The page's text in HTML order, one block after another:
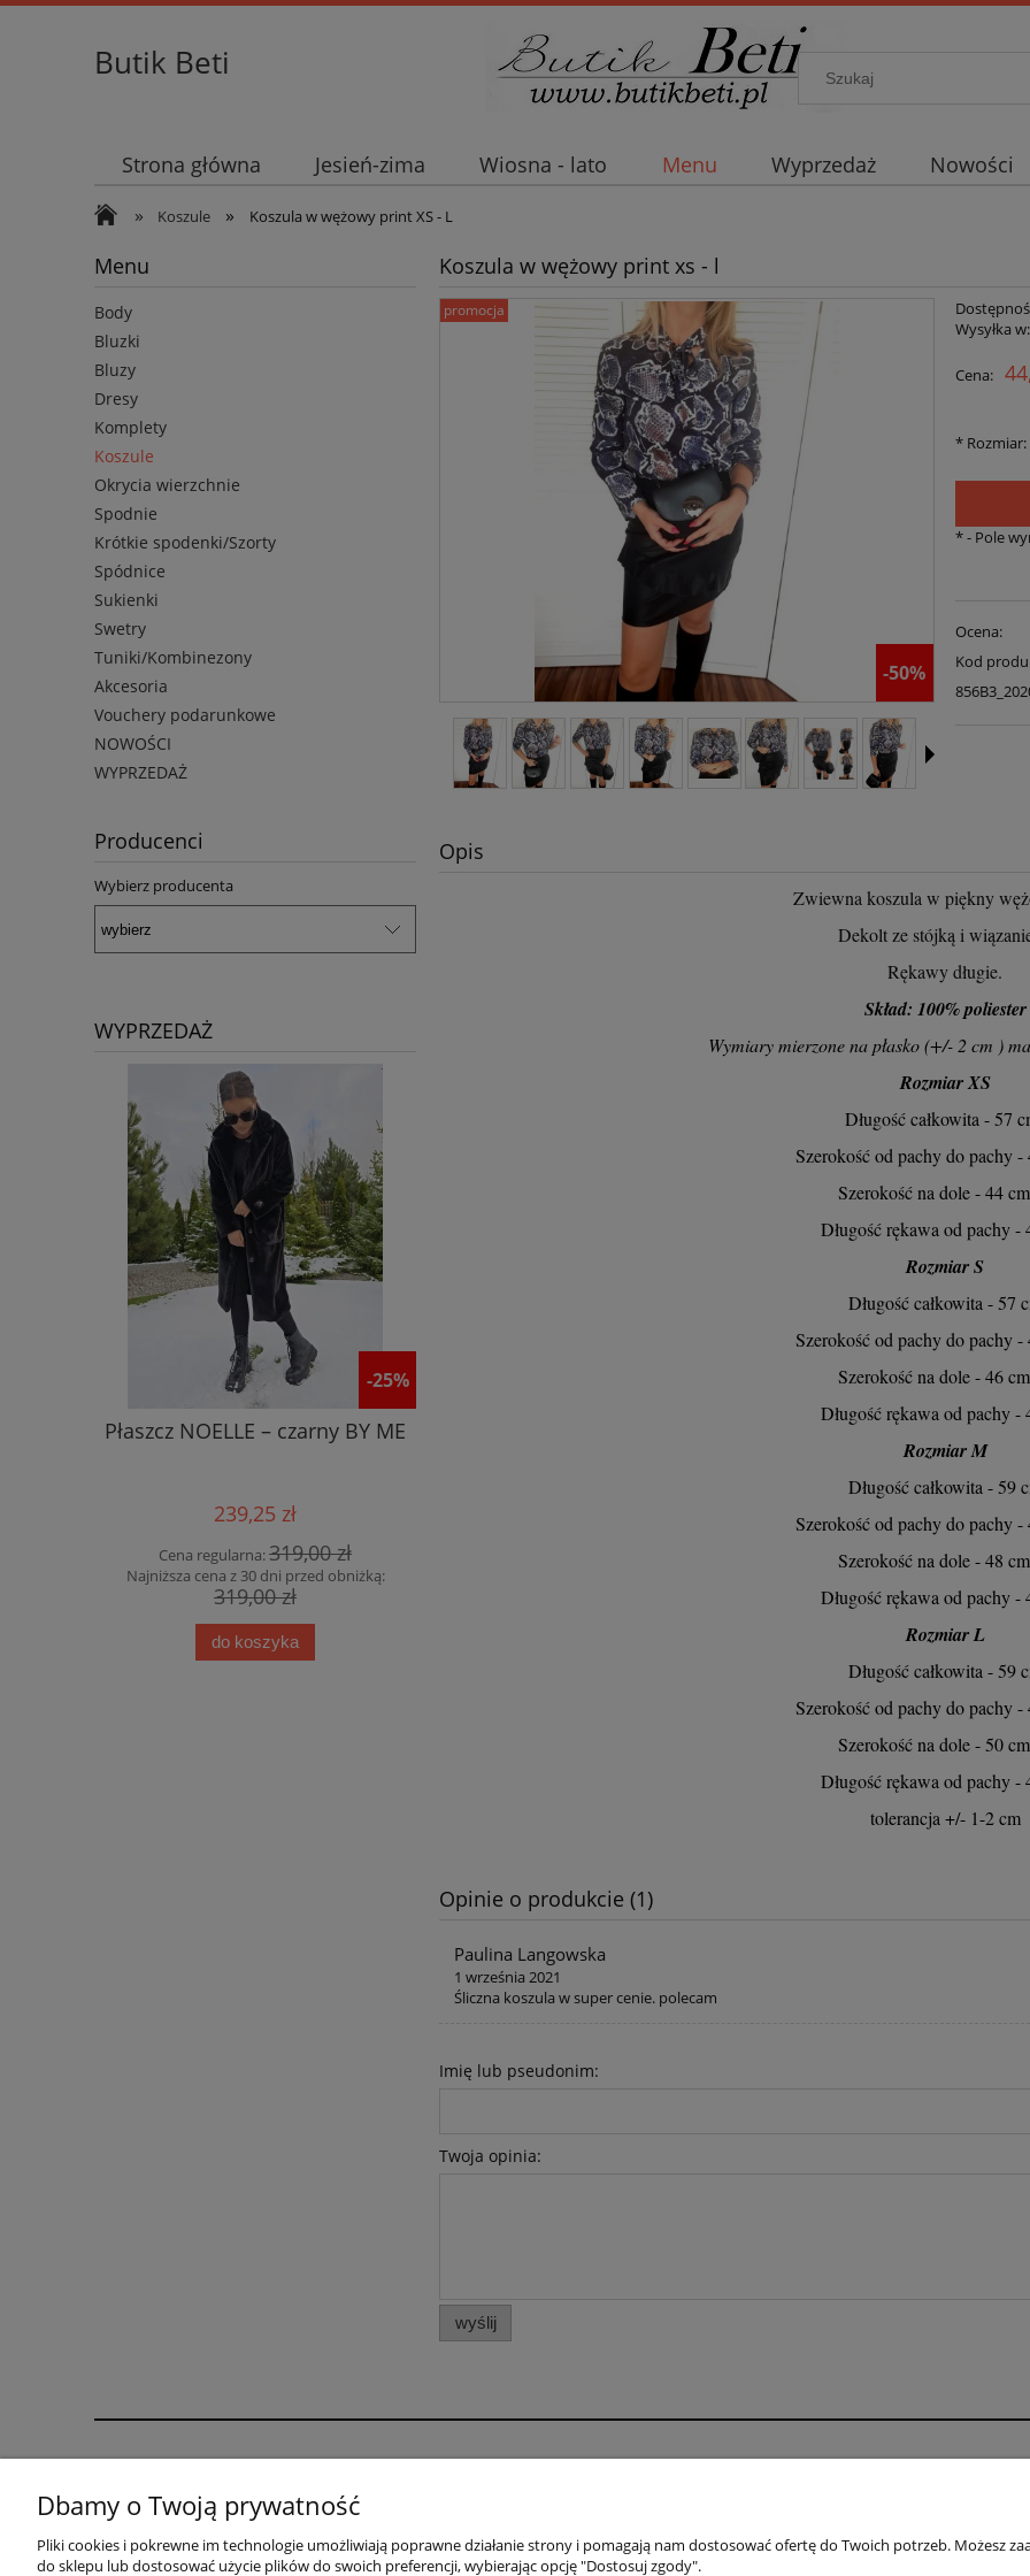
Butik Beti
Strona główna Jesień-zima Wiosna - lato Menu Wyprzedaż Nowości
» Koszule » Koszula w wężowy print XS - L
Menu
Body
Bluzki
Bluzy
Dresy
Komplety
Koszule
Okrycia wierzchnie
Spodnie
Krótkie spodenki/Szorty
Spódnice
Sukienki
Swetry
Tuniki/Kombinezony
Akcesoria
Vouchery podarunkowe
NOWOŚCI
WYPRZEDAŻ
Producenci
Wybierz producenta
WYPRZEDAŻ
-25%
Płaszcz NOELLE – czarny BY ME
239,25 zł
Cena regularna:319,00 zł
Najniższa cena z 30 dni przed obniżką:
319,00 zł
do koszyka
-
Welurowy Komplet LAURA
fuksja
114,50 zł
Cena regularna: 229,00 zł
229,00 zł
do koszyka
Koszula w wężowy print xs - l
promocja
-50%
Wysyłka w:
Cena:
* Rozmiar:
*- Pole
Ocena:
Kod
Opis
Zwiewna koszula w piękny
Dekolt ze stójką i
Rękawy długie.
Skład: 100% poliester
Wymiary mierzone na płasko (+/- 2 cm )
Rozmiar XS
Długość całkowita - 57
Szerokość od pachy do pachy -
Szerokość na dole - 44
Długość rękawa od pachy -
Rozmiar S
Długość całkowita - 57
Szerokość od pachy do pachy -
Szerokość na dole - 46
Długość rękawa od pachy -
Rozmiar M
Długość całkowita - 59
Szerokość od pachy do pachy -
Szerokość na dole - 48
Długość rękawa od pachy -
Rozmiar L
Długość całkowita - 59
Szerokość od pachy do pachy -
Szerokość na dole - 50
Długość rękawa od pachy -
tolerancja +/- 1-2 cm
Opinie o produkcie (1)
Paulina Langowska
1 września 2021
Śliczna koszula w super cenie. polecam
Imię lub pseudonim:
Twoja opinia:
wyślij
Zwroty i reklamacje
Ustawienia plików cookies
Regulamin sklepu
Ustawienia konta
Przechowalnia
Czas i koszty dostawy
Dbamy o Twoją prywatność
Pliki cookies i pokrewne im technologie umożliwiają poprawne działanie strony i pomagają nam dostosować ofertę do Twoich potrzeb. Możesz
do sklepu lub dostosować użycie plików do swoich preferencji, wybierając opcję "Dostosuj zgody".